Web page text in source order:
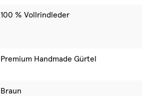
100 % Vollrindleder
Premium Handmade Gürtel
Braun